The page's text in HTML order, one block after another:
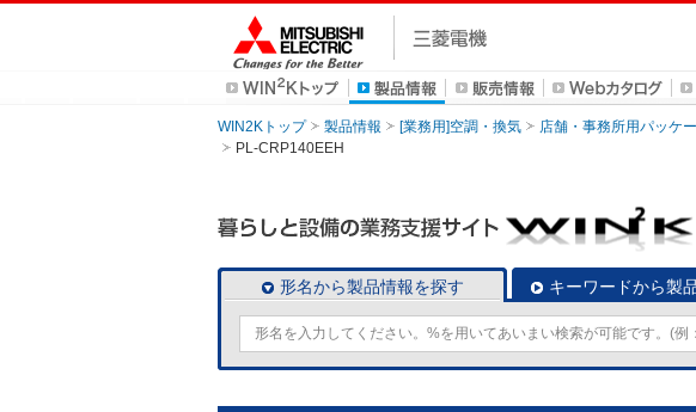
WIN2Kトップ 製品情報 [業務用]空調・換気 店舗・事務所用パッケ
PL-CRP140EEH
形名から製品情報を探す キーワードから製